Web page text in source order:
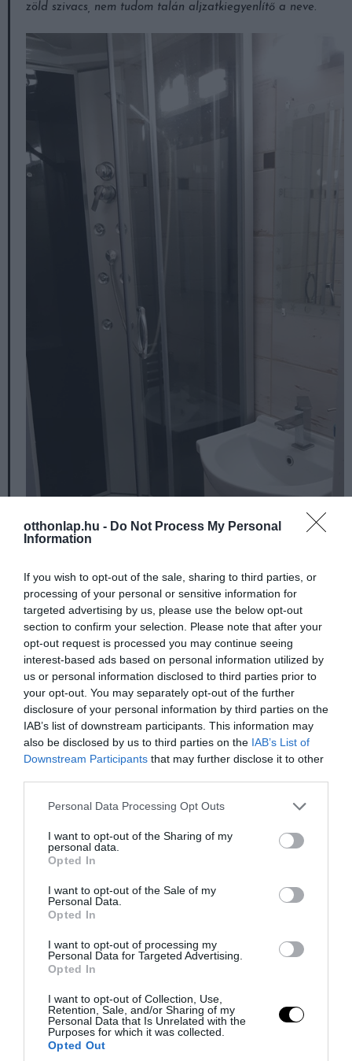
otthonlap.hu - Do Not Process My Personal
Information
If you wish to opt-out of the sale, sharing to third parties, or
processing of your personal or sensitive information for
targeted advertising by us, please use the below opt-out
section to confirm your selection. Please note that after your
opt-out request is processed you may continue seeing
interest-based ads based on personal information utilized by
us or personal information disclosed to third parties prior to
your opt-out. You may separately opt-out of the further
disclosure of your personal information by third parties on the
IAB’s list of downstream participants. This information may
also be disclosed by us to third parties on the IAB’s List of
Downstream Participants that may further disclose it to other
Please note that this website/app uses one or more Google
not limited to your visit or usage behaviour. You may click to
grant or deny consent to Google and its third-party tags to
use your data for below specified purposes in below Google
consent section.
Personal Data Processing Opt Outs
I want to opt-out of the Sharing of my
personal data.
Opted In
I want to opt-out of the Sale of my
Personal Data.
Opted In
I want to opt-out of processing my
Personal Data for Targeted Advertising.
Opted In
I want to opt-out of Collection, Use,
Retention, Sale, and/or Sharing of my
Personal Data that Is Unrelated with the
Purposes for which it was collected.
Opted Out
zöld szivacs, nem tudom talán aljzatkiegyenlítő a neve.